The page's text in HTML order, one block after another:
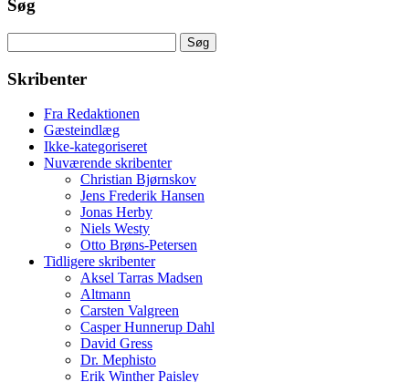
Søg
efter:
Skribenter
Fra Redaktionen
Gæsteindlæg
Ikke-kategoriseret
Nuværende skribenter
Christian Bjørnskov
Jens Frederik Hansen
Jonas Herby
Niels Westy
Otto Brøns-Petersen
Tidligere skribenter
Aksel Tarras Madsen
Altmann
Carsten Valgreen
Casper Hunnerup Dahl
David Gress
Dr. Mephisto
Erik Winther Paisley